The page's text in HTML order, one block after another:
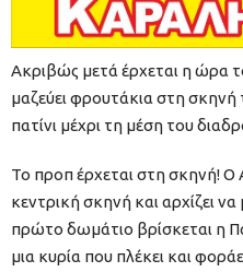
Ακριβώς μετά έρχεται η ώρα
μαζεύει φρουτάκια στη σκηνή
πατίνι μέχρι τη μέση του
Το προπ έρχεται στη σκηνή! Ο
κεντρική σκηνή και αρχίζει
πρώτο δωμάτιο βρίσκεται η
μια κυρία που πλέκει και